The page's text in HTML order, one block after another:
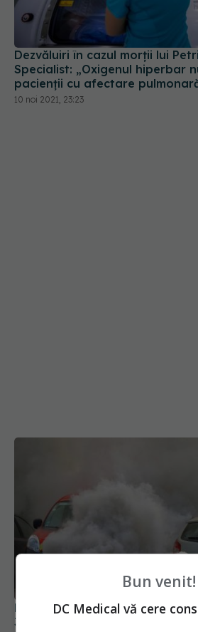
Dezvăluiri în cazul morții lui
Specialist: „Oxigenul hiperbar
pacienții cu afectare
10 noi 2021, 23:23
RAPORT AEM: Poluarea
307.000 de persoane în 2019 în
Bun venit!
DC Medical vă cere